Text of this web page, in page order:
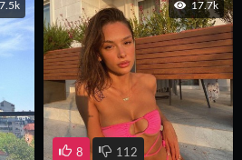
17.7k
8 112